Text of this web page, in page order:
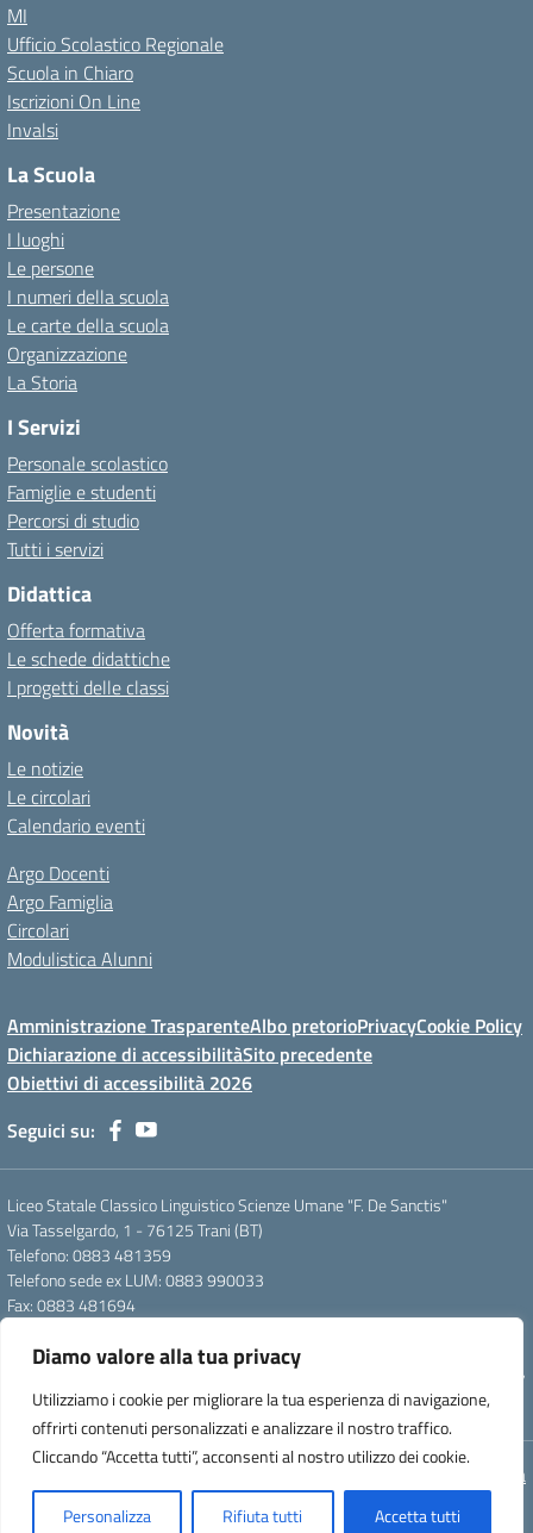
Diamo valore alla tua privacy
Utilizziamo i cookie per migliorare la tua esperienza di navigazione,
offrirti contenuti personalizzati e analizzare il nostro traffico.
Cliccando “Accetta tutti”, acconsenti al nostro utilizzo dei cookie.
Personalizza Rifiuta tutti Accetta tutti
MI
Ufficio Scolastico Regionale
Scuola in Chiaro
Iscrizioni On Line
Invalsi
La Scuola
Presentazione
I luoghi
Le persone
I numeri della scuola
Le carte della scuola
Organizzazione
La Storia
I Servizi
Personale scolastico
Famiglie e studenti
Percorsi di studio
Tutti i servizi
Didattica
Offerta formativa
Le schede didattiche
I progetti delle classi
Novità
Le notizie
Le circolari
Calendario eventi
Argo Docenti
Argo Famiglia
Circolari
Modulistica Alunni
Amministrazione TrasparenteAlbo pretorioPrivacyCookie Policy
Dichiarazione di accessibilitàSito precedente
Obiettivi di accessibilità 2026
Seguici su:
Liceo Statale Classico Linguistico Scienze Umane "F. De Sanctis"
Via Tasselgardo, 1 - 76125 Trani (BT)
Telefono: 0883 481359
Telefono sede ex LUM: 0883 990033
Fax: 0883 481694
Pec: btpc210007@pec.istruzione.it
Codice Meccanografico: istsc_btpc210007 - Codice Fiscale: 92058830727
- Codice Univoco d'ufficio: UFG4S9
Concept & Design by Designers Italia